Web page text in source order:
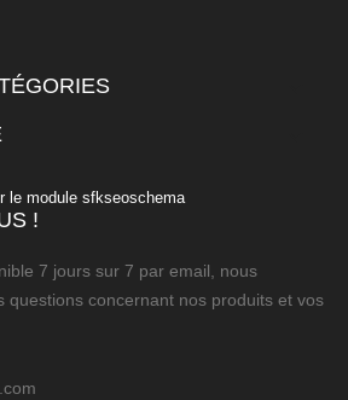
le module sfkseoschema
!
7 jours sur 7 par email, nous
questions concernant nos produits et vos